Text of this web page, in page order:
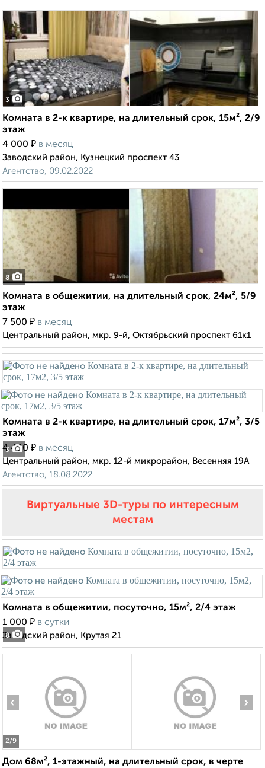
3
Комната в 2-к квартире, на длительный срок, 15м², 2/9
этаж
4 000 ₽ в месяц
Заводский район, Кузнецкий проспект 43
Агентство, 09.02.2022
8
Комната в общежитии, на длительный срок, 24м², 5/9
этаж
7 500 ₽ в месяц
Центральный район, мкр. 9-й, Октябрьский проспект 61к1
3
Комната в 2-к квартире, на длительный срок, 17м², 3/5
этаж
4 400 ₽ в месяц
Центральный район, мкр. 12-й микрорайон, Весенняя 19А
Агентство, 18.08.2022
Виртуальные 3D-туры по интересным
местам
8
Комната в общежитии, посуточно, 15м², 2/4 этаж
1 000 ₽ в сутки
Заводский район, Крутая 21
2/9
‹ ›
Дом 68м², 1-этажный, на длительный срок, в черте